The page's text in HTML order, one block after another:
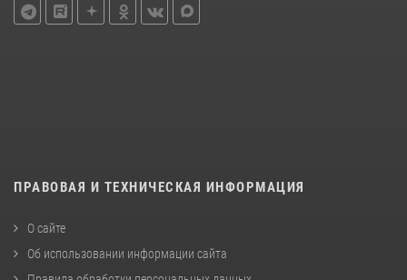
ПРАВОВАЯ И ТЕХНИЧЕСКАЯ ИНФОРМАЦИЯ
О сайте
Об использовании информации сайта